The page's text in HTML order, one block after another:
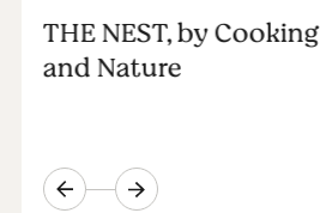
THE NEST, by Cooking
and Nature